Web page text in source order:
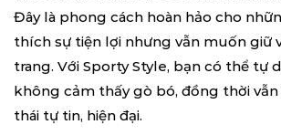
Đây là phong cách hoàn hảo cho
thích sự tiện lợi nhưng vẫn muốn giữ
trang. Với Sporty Style, bạn có thể tự
không cảm thấy gò bó, đồng thời
thái tự tin, hiện đại.